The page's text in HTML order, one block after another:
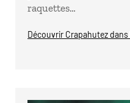
raquettes…
Découvrir Crapahutez